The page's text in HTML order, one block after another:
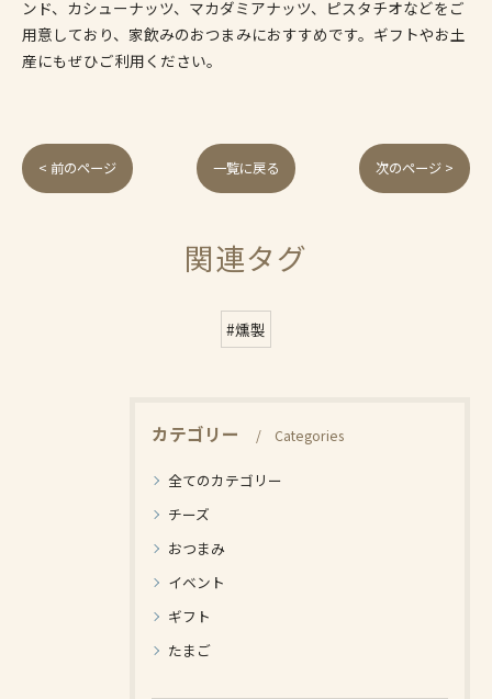
ンド、カシューナッツ、マカダミアナッツ、ピスタチオなどをご
用意しており、家飲みのおつまみにおすすめです。ギフトやお土
産にもぜひご利用ください。
< 前のページ 一覧に戻る 次のページ >
関連タグ
#燻製
カテゴリー Categories
全てのカテゴリー
チーズ
おつまみ
イベント
ギフト
たまご